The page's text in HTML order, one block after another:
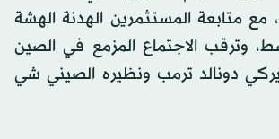
مع متابعة المستثمرين الهدنة الهشة
وترقب الاجتماع المزمع في الصين
دونالد ترمب ونظيره الصيني شي